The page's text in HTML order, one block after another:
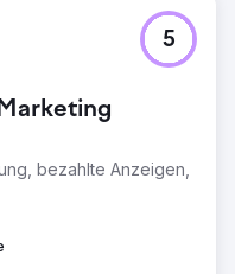
bezahlte Anzeigen,
5